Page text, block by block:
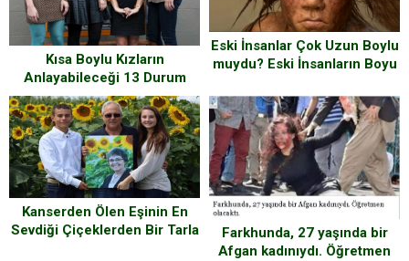
Kısa Boylu Kızların
Anlayabileceği 13 Durum
Eski İnsanlar Çok Uzun Boylu
muydu? Eski İnsanların Boyu
Cevabı Verdi
Kanserden Ölen Eşinin En
Sevdiği Çiçeklerden Bir Tarla
Farkhunda, 27 yaşında bir
Afgan kadınıydı. Öğretmen